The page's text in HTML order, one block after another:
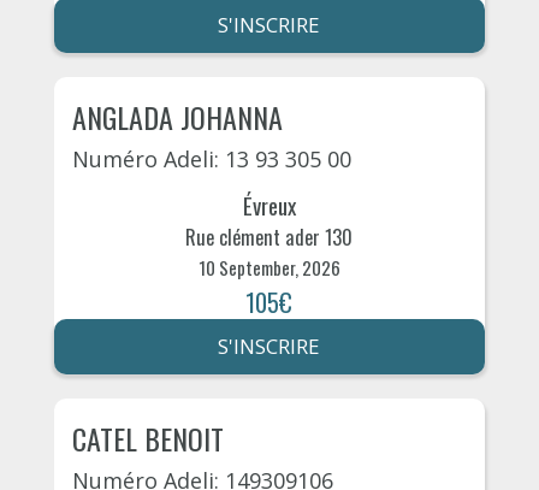
S'INSCRIRE
ANGLADA JOHANNA
Numéro Adeli: 13 93 305 00
Évreux
Rue clément ader 130
10 September, 2026
105€
S'INSCRIRE
CATEL BENOIT
Numéro Adeli: 149309106